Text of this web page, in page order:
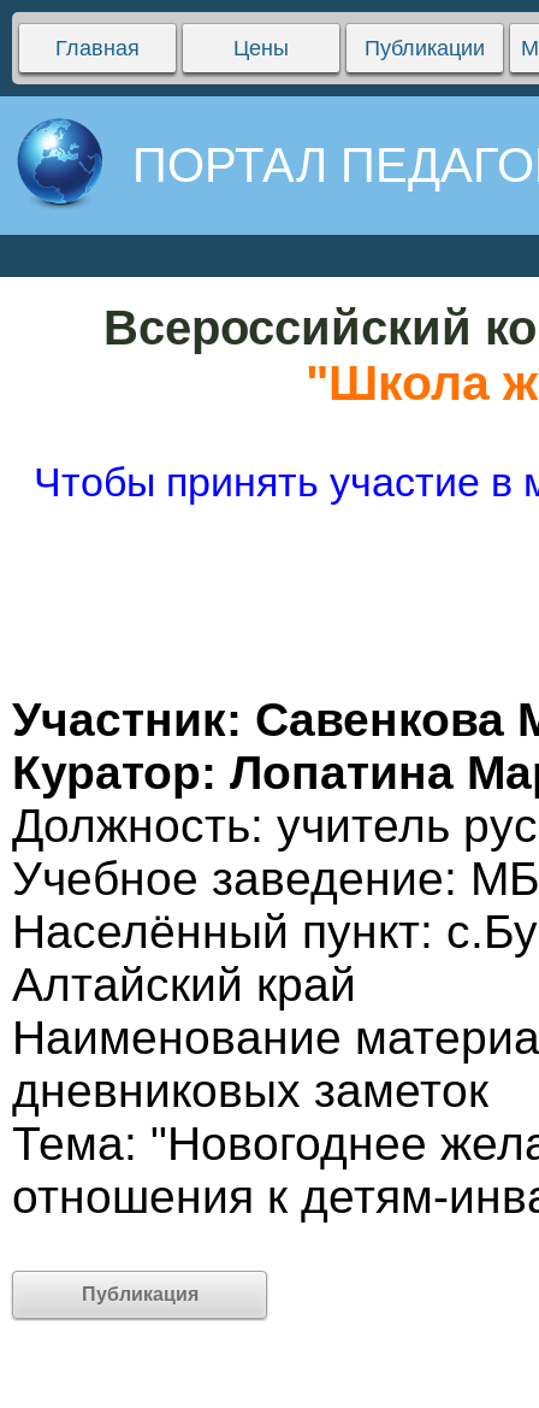
Главная Цены Публикации
ПОРТАЛ
Всероссийский
"Школа
Чтобы принять участие
Участник: Савенкова
Куратор: Лопатина
Должность: учитель
Учебное заведение:
Населённый пункт:
Алтайский край
Наименование
дневниковых заметок
Тема: "Новогоднее
отношения к детям-
Публикация